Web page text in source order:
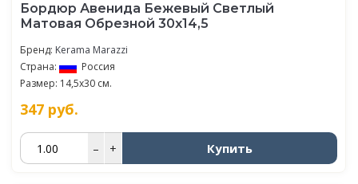
Бордюр Авенида Бежевый Светлый
Матовая Обрезной 30х14,5
Бренд: Kerama Marazzi
Страна:
Россия
Размер: 14,5x30 см.
347 руб.
– + Купить